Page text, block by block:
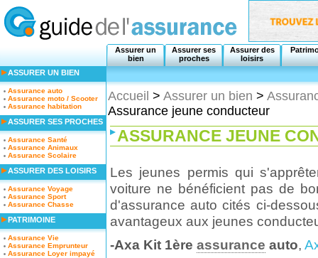
Assurer un
bien
Assurer ses
proches
Assurer des
loisirs
Accueil > Assurer un bien >
Assurance jeune conducteur
ASSURANCE JEUNE
Les jeunes permis qui
voiture ne bénéficient pas de
d'assurance auto cités ci-
avantageux aux jeunes
-Axa Kit 1ère assurance auto,
ASSURER UN BIEN
Assurance auto
Assurance moto / Scooter
Assurance habitation
ASSURER SES PROCHES
Assurance Santé
Assurance Animaux
Assurance Scolaire
ASSURER DES LOISIRS
Assurance Voyage
Assurance Sport
Assurance Chasse
PATRIMOINE
Assurance Vie
Assurance Emprunteur
Assurance Loyer impayé